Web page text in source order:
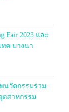
Fair 2023 และ
ทค บางนา
นวัตกรรมร่วม
ตสาหกรรม